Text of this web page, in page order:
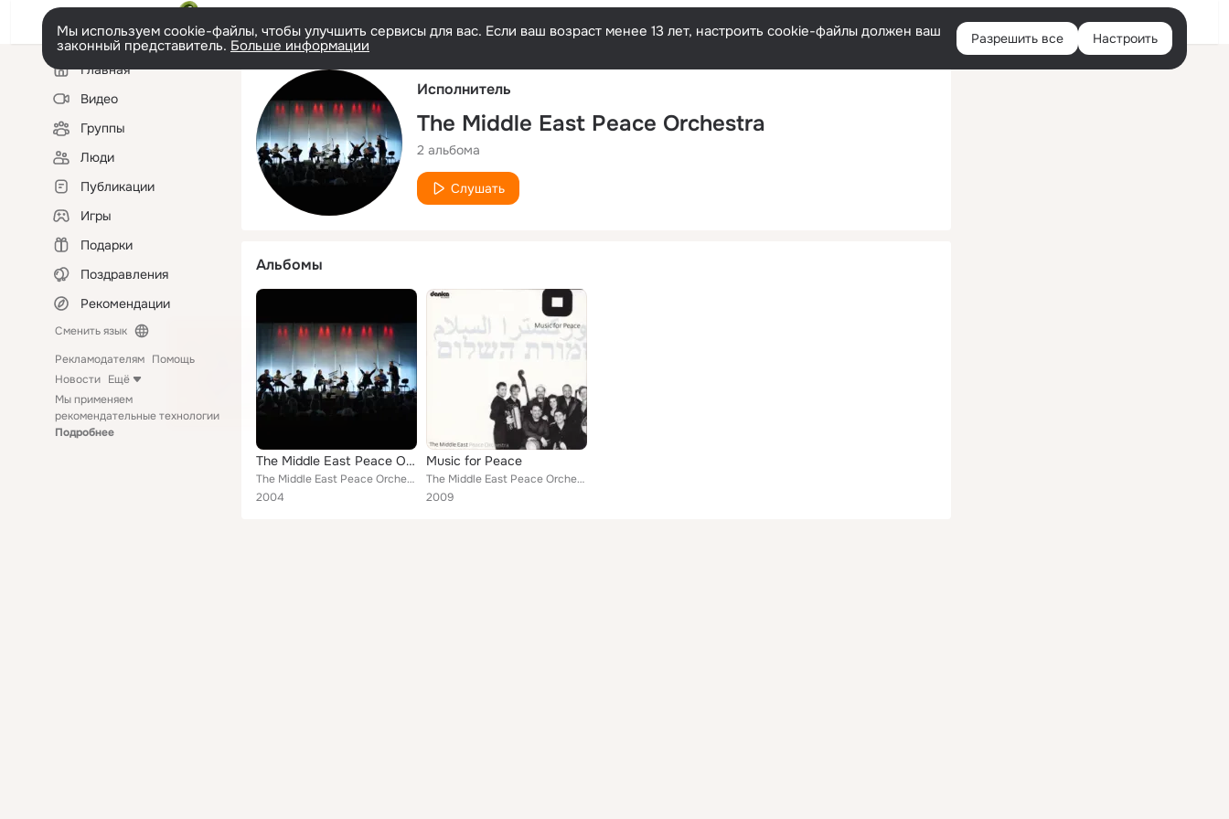
Русский Войти
Мы используем cookie-файлы, чтобы улучшить сервисы для вас. Если ваш возраст менее 13 лет, настроить cookie-файлы должен ваш
законный представитель. Больше информации Разрешить все Настроить
Левая
колонкаГлавная
Видео
Группы
Люди
Публикации
Игры
Подарки
Поздравления
Рекомендации
Сменить язык
Рекламодателям Помощь
Новости Ещё
Мы применяем
рекомендательные технологии
Подробнее
Исполнитель
The Middle East Peace Orchestra
2 альбома
Слушать
Альбомы
The Middle East Peace Orchestra
The Middle East Peace Orchestra
2004
Music for Peace
The Middle East Peace Orchestra
2009